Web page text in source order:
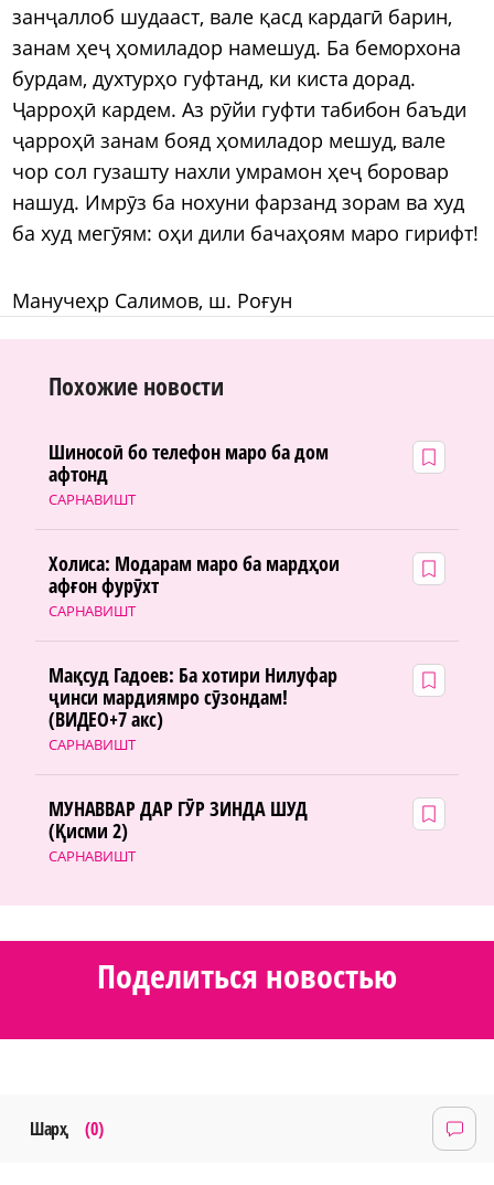
занҷаллоб шудааст, вале қасд кардагӣ барин,
занам ҳеҷ ҳомиладор намешуд. Ба беморхона
бурдам, духтурҳо гуфтанд, ки киста дорад.
Ҷарроҳӣ кардем. Аз рӯйи гуфти табибон баъди
ҷарроҳӣ занам бояд ҳомиладор мешуд, вале
чор сол гузашту нахли умрамон ҳеҷ боровар
нашуд. Имрӯз ба нохуни фарзанд зорам ва худ
ба худ мегӯям: оҳи дили бачаҳоям маро гирифт!
Манучеҳр Салимов, ш. Роғун
Похожие новости
САРНАВИШТ
Шиносоӣ бо телефон маро ба дом
афтонд
САРНАВИШТ
Холиса: Модарам маро ба мардҳои
афғон фурӯхт
САРНАВИШТ
Мақсуд Гадоев: Ба хотири Нилуфар
ҷинси мардиямро сӯзондам!
(ВИДЕО+7 акс)
САРНАВИШТ
МУНАВВАР ДАР ГӮР ЗИНДА ШУД
(Қисми 2)
Поделиться новостью
Шарҳ (0)